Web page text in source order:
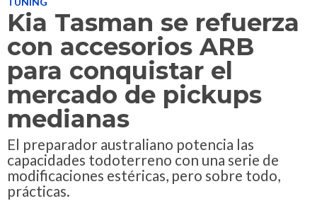
Kia Tasman se refuerza
con accesorios ARB
para conquistar el
mercado de pickups
medianas
El preparador australiano potencia las
capacidades todoterreno con una serie de
modificaciones estéricas, pero sobre todo,
prácticas.